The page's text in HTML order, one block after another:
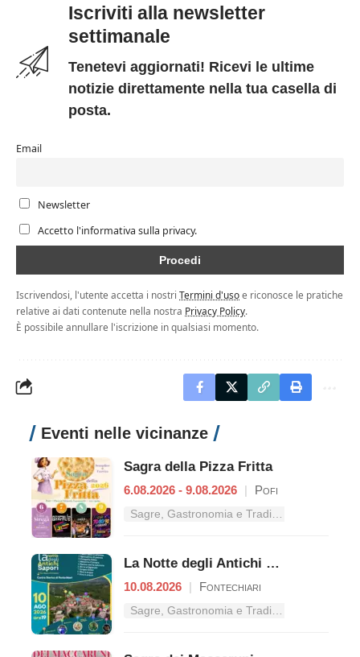
Iscriviti alla newsletter
settimanale
Tenetevi aggiornati! Ricevi le ultime
notizie direttamente nella tua casella di
posta.
Email
Newsletter
Accetto l'informativa sulla privacy.
Iscrivendosi, l'utente accetta i nostri Termini d'usoe riconosce le pratiche
relative ai dati contenute nella nostra Privacy Policy.
È possibile annullare l'iscrizione in qualsiasi momento.
Eventi nelle vicinanze
Sagra della Pizza Fritta
6.08.2026 - 9.08.2026 | Pofi
La Notte degli Antichi Sapori
10.08.2026 | Fontechiari